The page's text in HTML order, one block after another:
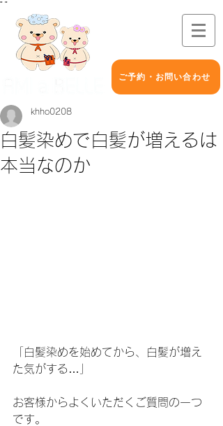
" "
ご予約・お問い合わせ
白髪染めで白髪が増えるは
本当なのか
khho0208
「白髪染めを始めてから、白髪が増え
た気がする…」
お客様からよくいただくご質問の一つ
です。